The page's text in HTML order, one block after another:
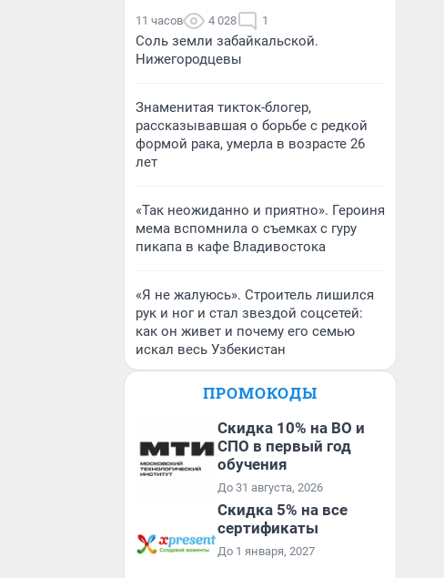
11 часов 4 028 1
Соль земли забайкальской.
Нижегородцевы
Знаменитая тикток-блогер,
рассказывавшая о борьбе с редкой
формой рака, умерла в возрасте 26
лет
«Так неожиданно и приятно». Героиня
мема вспомнила о съемках с гуру
пикапа в кафе Владивостока
«Я не жалуюсь». Строитель лишился
рук и ног и стал звездой соцсетей:
как он живет и почему его семью
искал весь Узбекистан
ПРОМОКОДЫ
Скидка 10% на ВО и
СПО в первый год
обучения
До 31 августа, 2026
Скидка 5% на все
сертификаты
До 1 января, 2027